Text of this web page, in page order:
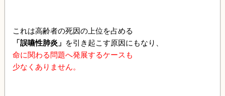
これは高齢者の死因の上位を占める
「誤嚥性肺炎」 を引き起こす原因にもなり、
命に関わる問題へ発展するケースも
少なくありません。